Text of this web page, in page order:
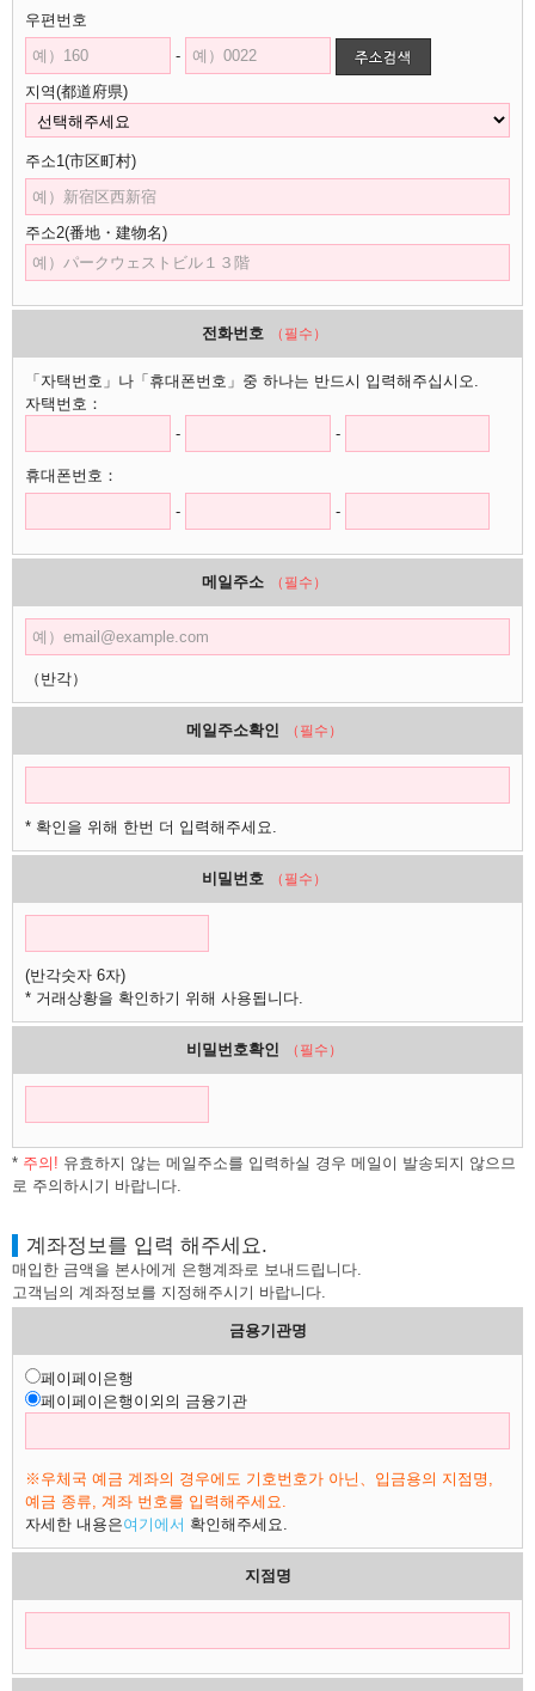
우편번호
-
지역(都道府県)
주소1(市区町村)
주소2(番地・建物名)
전화번호 （필수）
「자택번호」나「휴대폰번호」중 하나는 반드시 입력해주십시오.
자택번호：
-
-
휴대폰번호：
-
-
메일주소 （필수）
（반각）
메일주소확인 （필수）
* 확인을 위해 한번 더 입력해주세요.
비밀번호 （필수）
(반각숫자 6자)
* 거래상황을 확인하기 위해 사용됩니다.
비밀번호확인 （필수）
* 주의! 유효하지 않는 메일주소를 입력하실 경우 메일이 발송되지 않으므
로 주의하시기 바랍니다.
계좌정보를 입력 해주세요.
매입한 금액을 본사에게 은행계좌로 보내드립니다.
고객님의 계좌정보를 지정해주시기 바랍니다.
금용기관명
페이페이은행
페이페이은행이외의 금융기관
※우체국 예금 계좌의 경우에도 기호번호가 아닌、입금용의 지점명,
예금 종류, 계좌 번호를 입력해주세요.
자세한 내용은여기에서 확인해주세요.
지점명